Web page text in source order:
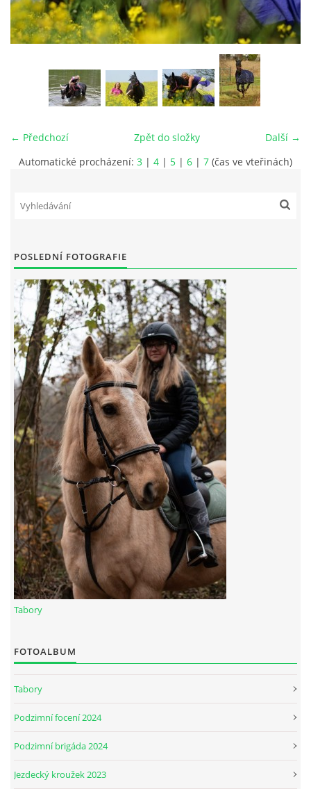
VIDEA
ODKAZY
MORAVSKOSLEZSKÉM KRAJI
NÁHRADNÍ TERMÍN BRIGÁDY PRO TY KTEŘÍ SE
NEDOSTAVILI NA PODZIMNÍ BRIGÁDU
ČLENOVÉ RYCHVALDU 2023
7:4 (VELKÝ PÁTEK) KROUŽEK NEBUDE
JARNÍ BRIGÁDA 20.5.2023
DNE 17.11.2023 KROUŽEK JEZDECTVÍ NENÍ
DĚKUJEME MĚSTU RYCHVALD ZA DOTACI V ROCE 2023
NABÍZÍME BRIGÁDU U NÁS VE STÁJI. PRO BLIŽŠÍ INFO
VOLEJTE 604265192
DĚKUJEME ZA PODPORU ČESKÉ UNIÍ SPORTU
JARNÍ BRIGÁDA SE ODKLÁDÁ.
PODZIMNÍ BRIGÁDA 9.11.2024
← Předchozí Další →
Zpět do složky
Automatické procházení: 3 | 4 | 5 | 6 | 7 (čas ve vteřinách)
POSLEDNÍ FOTOGRAFIE
Tabory
FOTOALBUM
Tabory
Podzimní focení 2024
Podzimní brigáda 2024
Jezdecký kroužek 2023